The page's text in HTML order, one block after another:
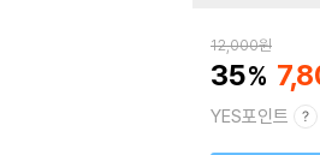
12,000원
35
YES포인트